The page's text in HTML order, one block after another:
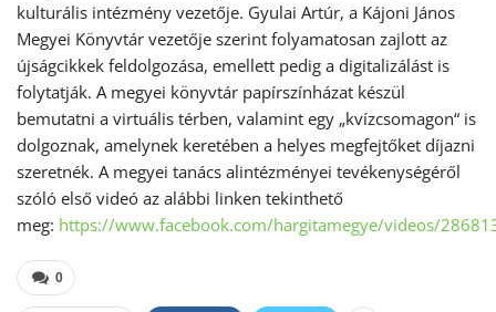
kulturális intézmény vezetője. Gyulai Artúr, a Kájoni János
Megyei Könyvtár vezetője szerint folyamatosan zajlott az
újságcikkek feldolgozása, emellett pedig a digitalizálást is
folytatják. A megyei könyvtár papírszínházat készül
bemutatni a virtuális térben, valamint egy „kvízcsomagon“ is
dolgoznak, amelynek keretében a helyes megfejtőket díjazni
szeretnék. A megyei tanács alintézményei tevékenységéről
szóló első videó az alábbi linken tekinthető
meg: https://www.facebook.com/hargitamegye/videos/
0